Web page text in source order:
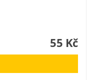
55 Kč